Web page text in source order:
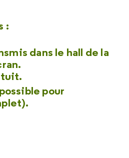
:
dans le hall de la
pour
.